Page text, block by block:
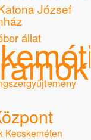
József
állat
Kecskeméten